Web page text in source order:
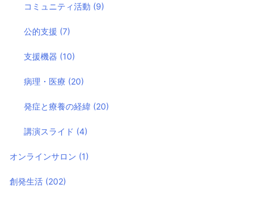
コミュニティ活動 (9)
公的支援 (7)
支援機器 (10)
病理・医療 (20)
発症と療養の経緯 (20)
講演スライド (4)
オンラインサロン (1)
創発生活 (202)